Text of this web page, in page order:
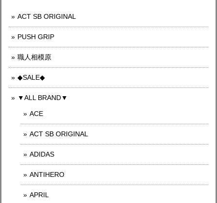
ACT SB ORIGINAL
PUSH GRIP
職人相模原
◆SALE◆
▼ALL BRAND▼
ACE
ACT SB ORIGINAL
ADIDAS
ANTIHERO
APRIL